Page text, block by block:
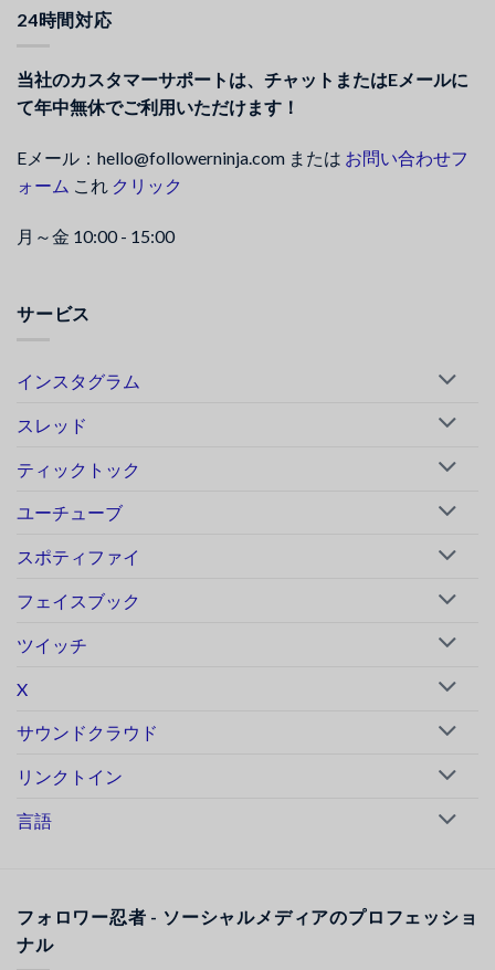
24時間対応
当社のカスタマーサポートは、チャットまたはEメールに
て年中無休でご利用いただけます！
Eメール：hello@followerninja.com または お問い合わせフ
ォーム これ クリック
月～金 10:00 - 15:00
サービス
インスタグラム
スレッド
ティックトック
ユーチューブ
スポティファイ
フェイスブック
ツイッチ
X
サウンドクラウド
リンクトイン
言語
フォロワー忍者 - ソーシャルメディアのプロフェッショ
ナル